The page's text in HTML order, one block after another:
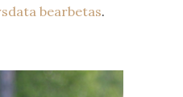
bearbetas.